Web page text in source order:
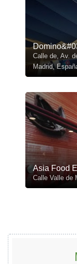
Calle de, Av.
Madrid,
Asia Food
Calle Valle de